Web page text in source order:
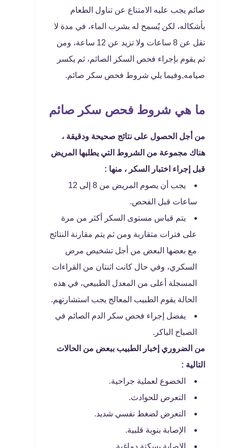
صائم يجب عليه الامتناع عن تناول الطعام
بأشكاله، لكن يُسمح له بشرب الماء، في مدة لا
تقل عن 8 ساعات ولا تزيد عن 12 ساعة، ومن
ثم يقوم بإجراء فحص السكر الصائم، ثم يكسر
صيامه,وفيما يلي شروط فحص سكر صائم.
ما هي شروط فحص سكر صائم
من أجل الحصول على نتائج صحيحة ودقيقة ،
هناك مجموعة من الشروط التي يطلبها المريض
قبل إجراء اختبار السكر ، منها :
يجب أن يصوم المريض من 8 إلى 12
ساعات قبل الفحص.
يتم قياس مستوى السكر أكثر من مرة
على فترات متقاربة ومن ثم يتم مقارنة النتائج
مع بعضها البعض من أجل تشخيص مرض
السكري، وفي حال كانت اثنتان من القراءات
المسجلة أعلى من المعدل الطبيعي، في هذه
الحالة يقوم الطبيب المعالج يجب استشارتهم.
يفضل إجراء فحص سكر الدم الصائم في
الصباح الباكر.
من الضروري إخبار الطبيب ببعض من الحالات
التالية :
الخضوع لعملية جراحية.
التعرض للحوادث.
التعرض لضغط نفسي شديد.
الإصابة بنوبة قلبية.
الإصابة بسكتة دماغية.